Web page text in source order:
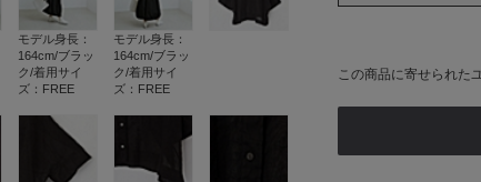
モデル身長：
164cm/ブラッ
ク/着用サイ
ズ：FREE
モデル身長：
164cm/ブラッ
ク/着用サイ
ズ：FREE
この商品に寄せられた